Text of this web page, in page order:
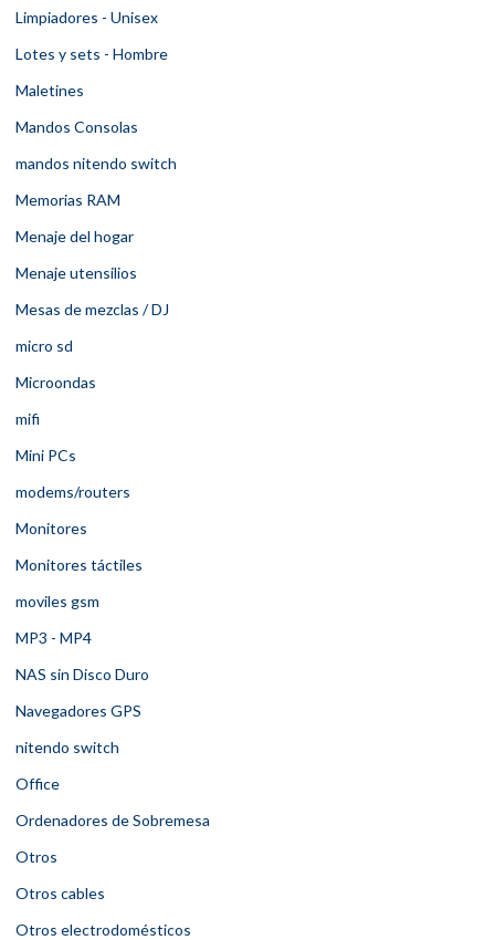
Limpiadores - Unisex
Lotes y sets - Hombre
Maletines
Mandos Consolas
mandos nitendo switch
Memorias RAM
Menaje del hogar
Menaje utensilios
Mesas de mezclas / DJ
micro sd
Microondas
mifi
Mini PCs
modems/routers
Monitores
Monitores táctiles
moviles gsm
MP3 - MP4
NAS sin Disco Duro
Navegadores GPS
nitendo switch
Office
Ordenadores de Sobremesa
Otros
Otros cables
Otros electrodomésticos